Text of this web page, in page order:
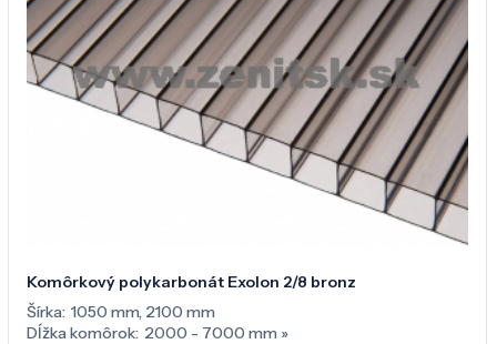
Komôrkový polykarbonát Exolon 2/8 bronz
Šírka: 1050 mm, 2100 mm
Dĺžka komôrok: 2000 - 7000 mm »